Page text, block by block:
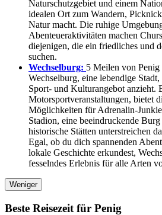
Naturschutzgebiet und einem
idealen Ort zum Wandern,
Natur macht. Die ruhige
Abenteueraktivitäten machen
diejenigen, die ein friedliches und
suchen.
Wechselburg: 5 Meilen von
Wechselburg, eine lebendige
Sport- und Kulturangebot anzieht.
Motorsportveranstaltungen, bietet
Möglichkeiten für Adrenalin-
Stadion, eine beeindruckende
historische Stätten unterstreichen
Egal, ob du dich spannenden
lokale Geschichte erkundest,
fesselndes Erlebnis für alle Arten
Weniger
Beste Reisezeit für Penig